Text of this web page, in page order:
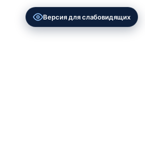
Версия для слабовидящих